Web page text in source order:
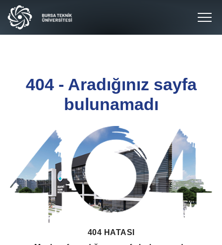
404 - Aradığınız sayfa
bulunamadı
404 HATASI